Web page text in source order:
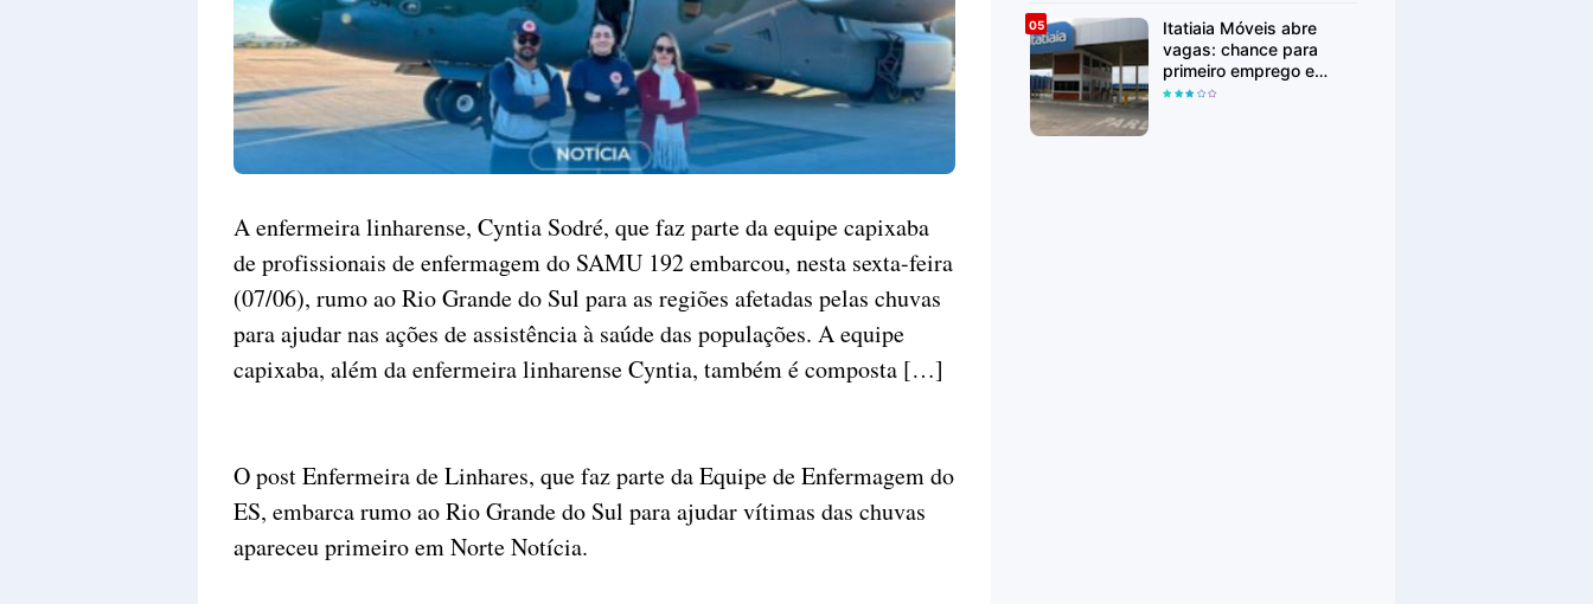
A enfermeira linharense, Cyntia Sodré, que faz parte da equipe capixaba
de profissionais de enfermagem do SAMU 192 embarcou, nesta sexta-feira
(07/06), rumo ao Rio Grande do Sul para as regiões afetadas pelas chuvas
para ajudar nas ações de assistência à saúde das populações. A equipe
capixaba, além da enfermeira linharense Cyntia, também é composta […]
O post Enfermeira de Linhares, que faz parte da Equipe de Enfermagem do
ES, embarca rumo ao Rio Grande do Sul para ajudar vítimas das chuvas
apareceu primeiro em Norte Notícia.
Itatiaia Móveis abre
vagas: chance para
primeiro emprego e
realocação